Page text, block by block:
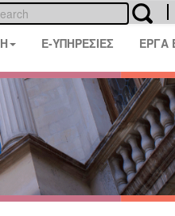
E-ΥΠΗΡΕΣΙΕΣ ΕΡΓΑ